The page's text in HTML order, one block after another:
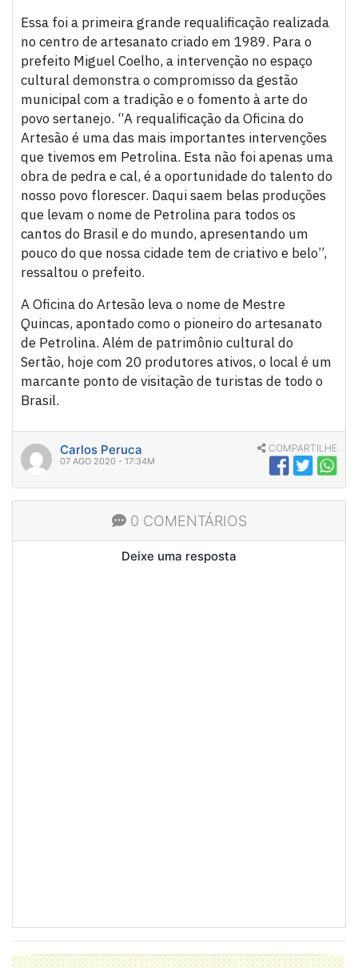
Essa foi a primeira grande requalificação realizada
no centro de artesanato criado em 1989. Para o
prefeito Miguel Coelho, a intervenção no espaço
cultural demonstra o compromisso da gestão
municipal com a tradição e o fomento à arte do
povo sertanejo. “A requalificação da Oficina do
Artesão é uma das mais importantes intervenções
que tivemos em Petrolina. Esta não foi apenas uma
obra de pedra e cal, é a oportunidade do talento do
nosso povo florescer. Daqui saem belas produções
que levam o nome de Petrolina para todos os
cantos do Brasil e do mundo, apresentando um
pouco do que nossa cidade tem de criativo e belo”,
ressaltou o prefeito.
A Oficina do Artesão leva o nome de Mestre
Quincas, apontado como o pioneiro do artesanato
de Petrolina. Além de patrimônio cultural do
Sertão, hoje com 20 produtores ativos, o local é um
marcante ponto de visitação de turistas de todo o
Brasil.
Carlos Peruca
07 AGO 2020 - 17:34M
COMPARTILHE
0 COMENTÁRIOS
Deixe uma resposta